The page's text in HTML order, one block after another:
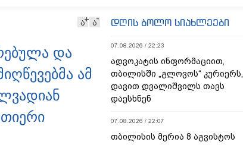
ა ა
და
ამ
დღის ბოლო სიახლეები
07.08.2026 / 22:23
ადვოკატის ინფორმაციით,
თბილისში „გლოვოს“ კურიერს,
დავით დვალიშვილს თავს
დაესხნენ
07.08.2026 / 22:07
თბილისის მერია 8 აგვისტოს